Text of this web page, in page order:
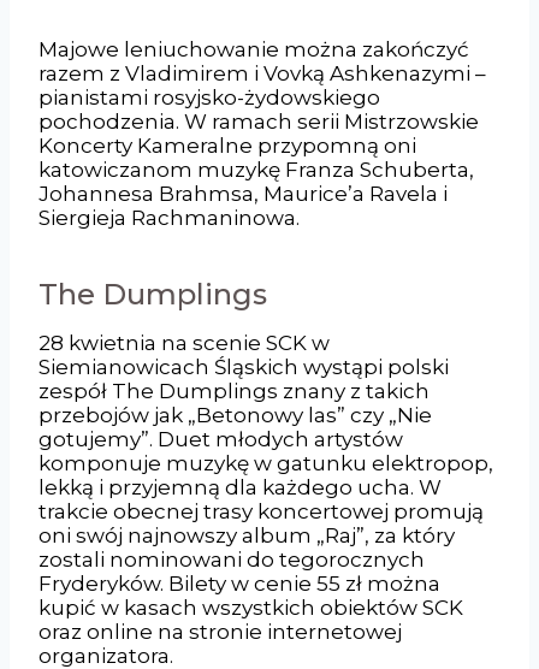
Majowe leniuchowanie można zakończyć
razem z Vladimirem i Vovką Ashkenazymi –
pianistami rosyjsko-żydowskiego
pochodzenia. W ramach serii Mistrzowskie
Koncerty Kameralne przypomną oni
katowiczanom muzykę Franza Schuberta,
Johannesa Brahmsa, Maurice’a Ravela i
Siergieja Rachmaninowa.
The Dumplings
28 kwietnia na scenie SCK w
Siemianowicach Śląskich wystąpi polski
zespół The Dumplings znany z takich
przebojów jak „Betonowy las” czy „Nie
gotujemy”. Duet młodych artystów
komponuje muzykę w gatunku elektropop,
lekką i przyjemną dla każdego ucha. W
trakcie obecnej trasy koncertowej promują
oni swój najnowszy album „Raj”, za który
zostali nominowani do tegorocznych
Fryderyków. Bilety w cenie 55 zł można
kupić w kasach wszystkich obiektów SCK
oraz online na stronie internetowej
organizatora.